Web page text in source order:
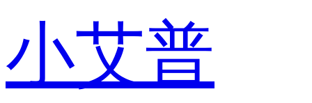
小艾普